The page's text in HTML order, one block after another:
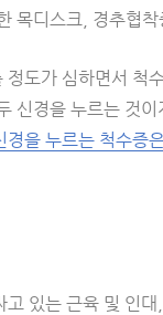
목디스크, 경추협
도가 심하면서 척
신경을 누르는 것
을 누르는 척수증
있는 근육 및 인